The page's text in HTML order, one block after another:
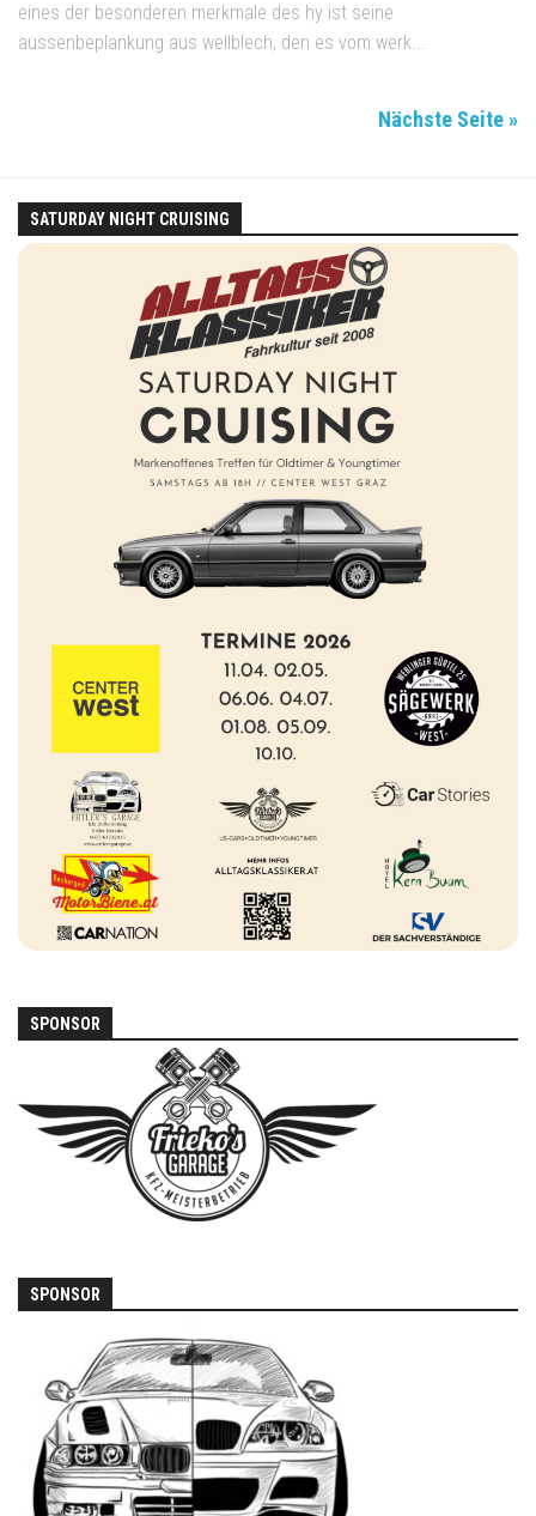
eines der besonderen merkmale des hy ist seine
aussenbeplankung aus wellblech, den es vom werk...
Nächste Seite »
SATURDAY NIGHT CRUISING
SPONSOR
SPONSOR